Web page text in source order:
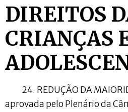
DIREITOS
CRIANÇAS
24. REDUÇÃO DA
aprovada pelo Plenário da